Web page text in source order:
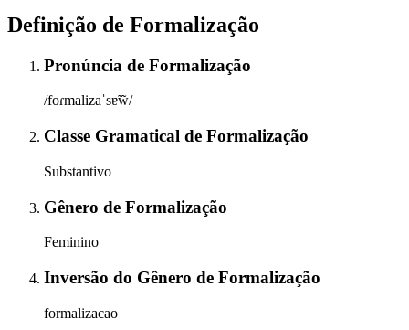
Definição de Formalização
Pronúncia de Formalização
/foɾmalizaˈsɐ̃w̃/
Classe Gramatical de Formalização
Substantivo
Gênero de Formalização
Feminino
Inversão do Gênero de Formalização
formalizacao